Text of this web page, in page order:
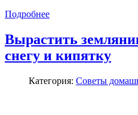
Подробнее
Вырастить
снегу и кипятку
Категория: Советы